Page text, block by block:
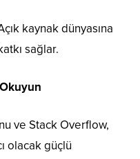
kaynak dünyasına
sağlar.
ve Stack Overflow,
olacak güçlü